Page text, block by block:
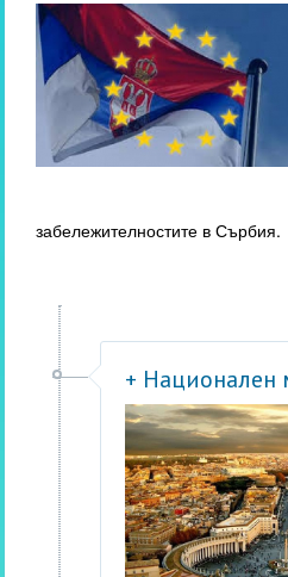
забележителностите в Сърбия.
+ Национален